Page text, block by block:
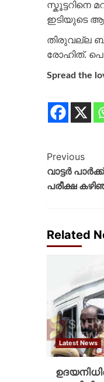
സ്കൂട്ടറിനെ
ഇടിയുടെ
തിരുവല്ല
രോഹിത്.
Spread the
Previous
വാട്ടർ
പരീക്ഷ
Related
Latest News